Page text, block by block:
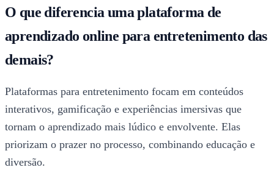
O que diferencia uma plataforma de
aprendizado online para entretenimento das
demais?
Plataformas para entretenimento focam em conteúdos
interativos, gamificação e experiências imersivas que
tornam o aprendizado mais lúdico e envolvente. Elas
priorizam o prazer no processo, combinando educação e
diversão.